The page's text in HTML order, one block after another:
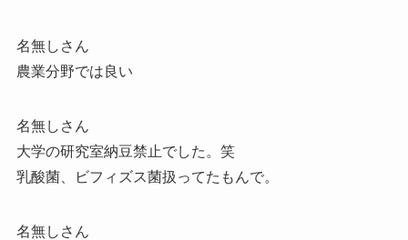
名無しさん
農業分野では良い
名無しさん
大学の研究室納豆禁止でした。笑
乳酸菌、ビフィズス菌扱ってたもんで。
名無しさん